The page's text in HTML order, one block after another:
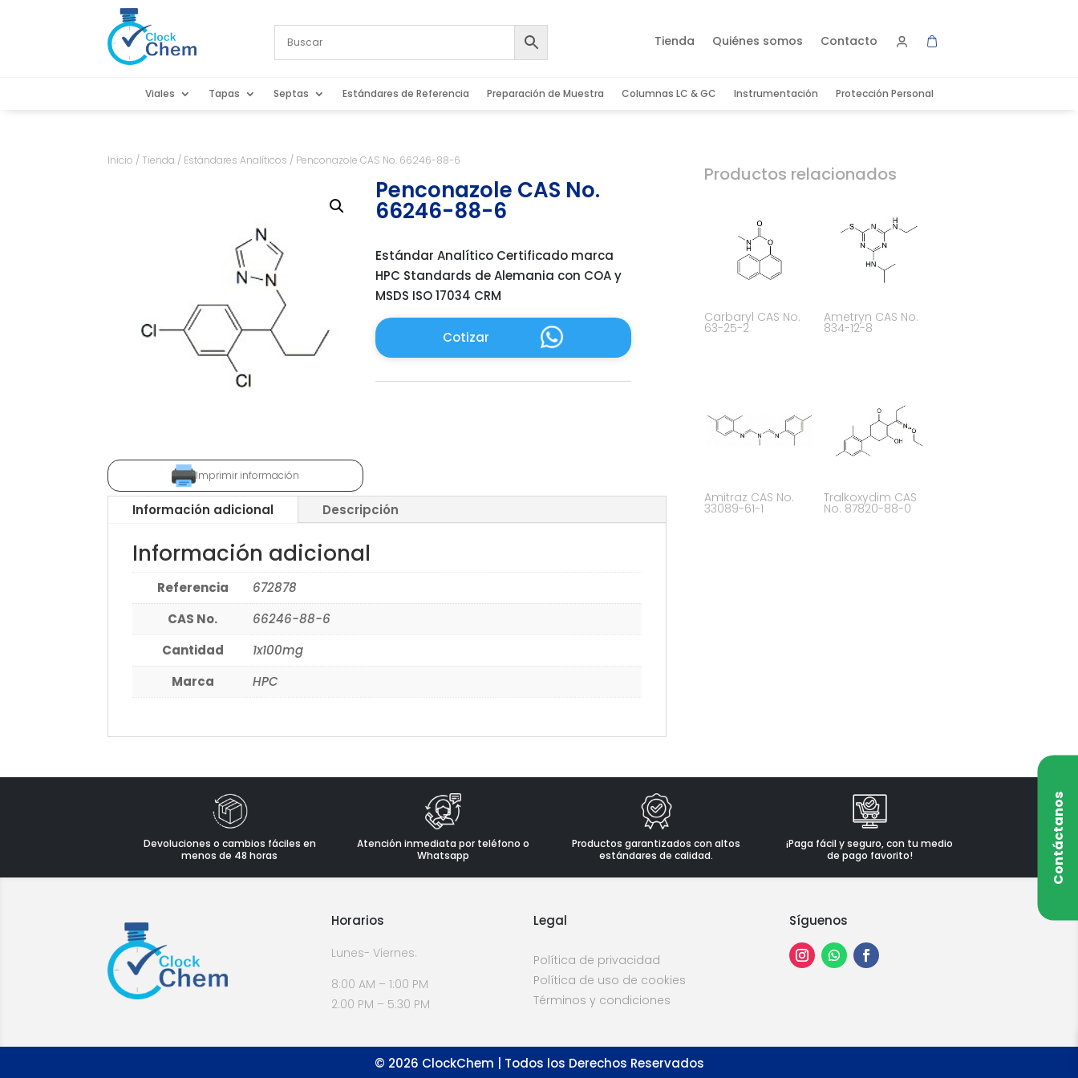
Tienda Quiénes somos Contacto
Viales Tapas Septas Estándares de Referencia Preparación de Muestra Columnas LC & GC Instrumentación Protección Personal
Inicio / Tienda / Estándares Analíticos / Penconazole CAS No. 66246-88-6
Imprimir información
Penconazole CAS No.
66246-88-6
Estándar Analítico Certificado marca
HPC Standards de Alemania con COA y
MSDS ISO 17034 CRM
Cotizar
Información adicional Descripción
Información adicional
Referencia
672878
CAS No.
66246-88-6
Cantidad
1x100mg
Marca
HPC
Productos relacionados
Carbaryl CAS No.
63-25-2
Ametryn CAS No.
834-12-8
Amitraz CAS No.
33089-61-1
Tralkoxydim CAS
No. 87820-88-0
Devoluciones o cambios fáciles en
menos de 48 horas
Atención inmediata por teléfono o
Whatsapp
Productos garantizados con altos
estándares de calidad.
¡Paga fácil y seguro, con tu medio
de pago favorito!
Contáctanos
Horarios
Lunes- Viernes:
8:00 AM – 1:00 PM
2:00 PM – 5:30 PM
Legal
Política de privacidad
Política de uso de cookies
Términos y condiciones
Síguenos
© 2026 ClockChem | Todos los Derechos Reservados